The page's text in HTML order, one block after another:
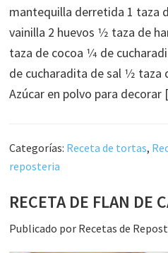
mantequilla derretida 1 taza
vainilla 2 huevos 1⁄2 taza de
taza de cocoa 1⁄4 de
de cucharadita de sal 1⁄2
Azúcar en polvo para
Categorías: Receta de tortas,
reposteria
RECETA DE FLAN DE
Publicado por Recetas de